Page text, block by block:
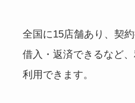
全国に15店舗あり、契
借入・返済できるなど
利用できます。